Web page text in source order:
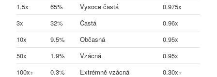
1.5x
65% Vysoce častá
0.975x
3x
32% Častá
0.96x
10x
9.5% Občasná
0.95x
50x
1.9% Vzácná
0.95x
100x+
0.3% Extrémně vzácná 0.30x+